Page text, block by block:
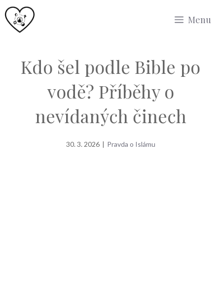
Přeskočit
na
Menu
Kdo šel podle Bible po
vodě? Příběhy o
nevídaných činech
30. 3. 2026 | Pravda o Islámu